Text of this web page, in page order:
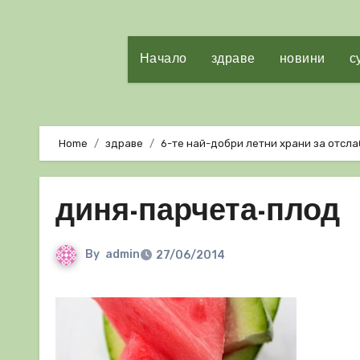
Начало здраве новини
Home здраве 6-те най-добри летни храни за
диня-парчета-плод
By admin 27/06/2014